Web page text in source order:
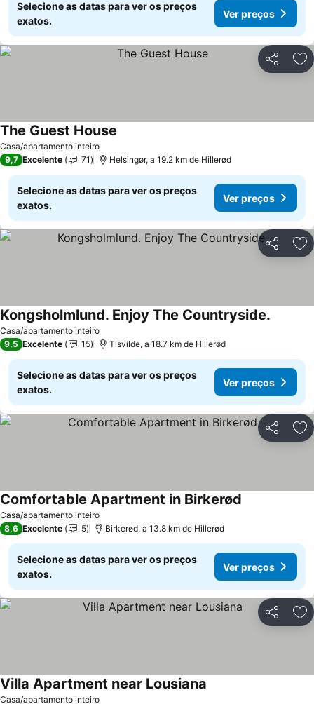
Selecione as datas para ver os preços
exatos.
Ver preços
Partilhar
Casa/apartamento inteiro
The Guest House
9,7 Excelente 71 Helsingør, a 19.2 km de Hillerød
Selecione as datas para ver os preços
exatos.
Ver preços
Partilhar
Casa/apartamento inteiro
Kongsholmlund. Enjoy The Countryside.
9,5 Excelente 15 Tisvilde, a 18.7 km de Hillerød
Selecione as datas para ver os preços
exatos.
Ver preços
Partilhar
Casa/apartamento inteiro
Comfortable Apartment in Birkerød
8,6 Excelente 5 Birkerød, a 13.8 km de Hillerød
Selecione as datas para ver os preços
exatos.
Ver preços
Partilhar
Casa/apartamento inteiro
Villa Apartment near Lousiana